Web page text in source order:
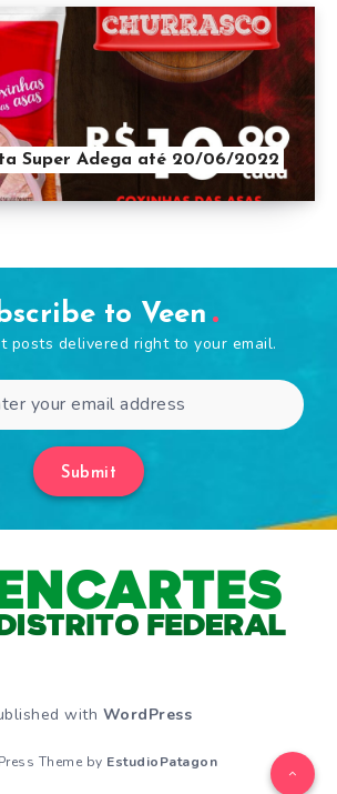
Super Adega até 20/06/2022
to Veen
posts delivered right to your email.
Submit
with WordPress
Theme by EstudioPatagon